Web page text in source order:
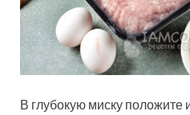
В глубокую миску